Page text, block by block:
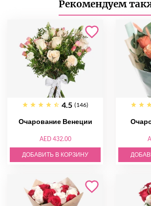
Рекомендуем
4.5 (146)
Очарование Венеции
AED 432.00
ДОБАВИТЬ В КОРЗИНУ